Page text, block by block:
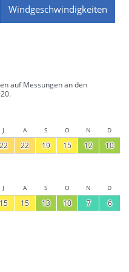
Windgeschwindigkeiten
auf Messungen an den
J A S O N D
22 22 19 15 12 10
J A S O N D
15 15 13 10 7 6